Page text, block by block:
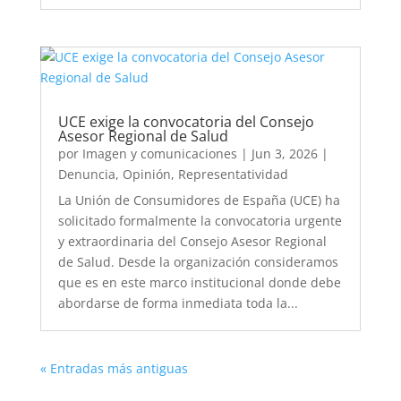
UCE exige la convocatoria del Consejo
Asesor Regional de Salud
por Imagen y comunicaciones | Jun 3, 2026|
Denuncia, Opinión, Representatividad
La Unión de Consumidores de España (UCE) ha
solicitado formalmente la convocatoria urgente
y extraordinaria del Consejo Asesor Regional
de Salud. Desde la organización consideramos
que es en este marco institucional donde debe
abordarse de forma inmediata toda la...
« Entradas más antiguas